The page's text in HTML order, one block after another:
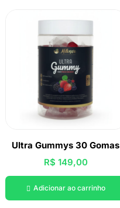
Ultra Gummys 30 Gomas
R$ 149,00
 Adicionar ao carrinho